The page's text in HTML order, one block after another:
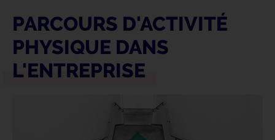
PARCOURS D'ACTIVITÉ
PHYSIQUE DANS
L'ENTREPRISE